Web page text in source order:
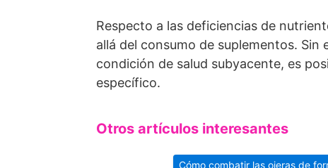
Respecto a las deficiencias de
allá del consumo de suplementos.
condición de salud subyacente, es
específico.
Otros artículos interesantes
Cómo combatir las ojeras de